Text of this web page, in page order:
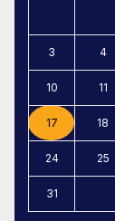
3 4
10 11
17 18
24 25
31